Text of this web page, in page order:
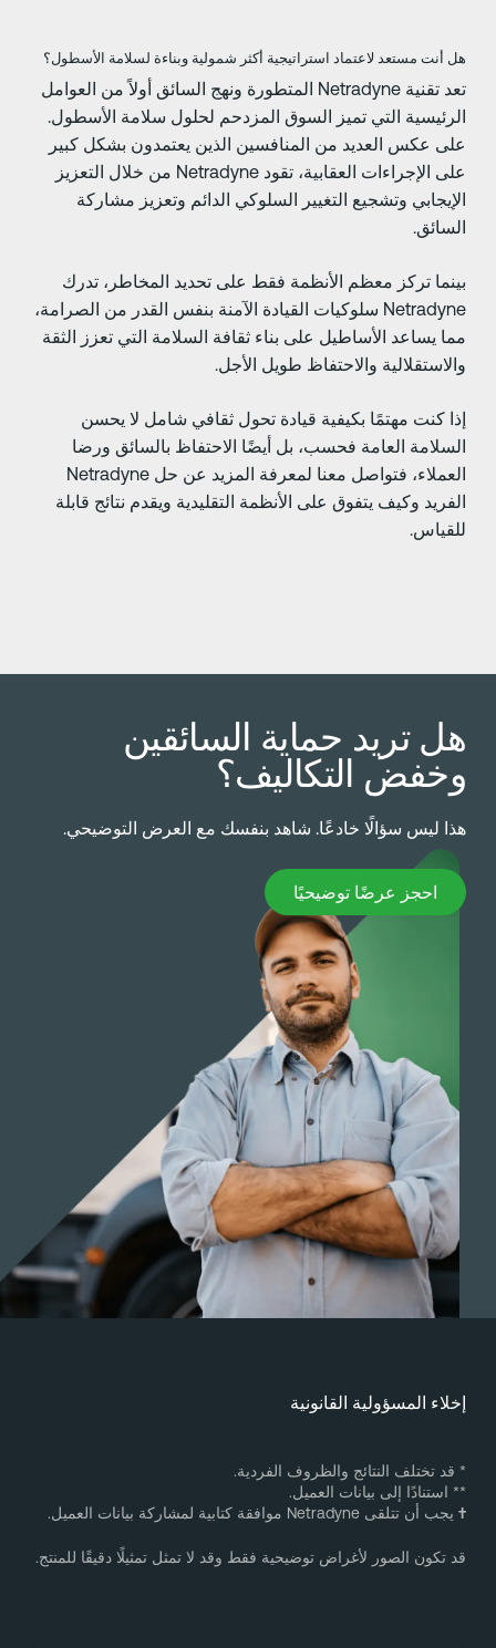
أنت مستعد لاعتماد استراتيجية أكثر شمولية وبناءة لسلامة الأسطول؟
تعد تقنية Netradyne المتطورة ونهج السائق أولاً من العوامل
التي تميز السوق المزدحم لحلول سلامة الأسطول.
عكس العديد من المنافسين الذين يعتمدون بشكل كبير
على الإجراءات العقابية، تقود Netradyne من خلال التعزيز
وتشجيع التغيير السلوكي الدائم وتعزيز مشاركة
تركز معظم الأنظمة فقط على تحديد المخاطر، تدرك
Netradyne سلوكيات القيادة الآمنة بنفس القدر من الصرامة،
يساعد الأساطيل على بناء ثقافة السلامة التي تعزز الثقة
والاحتفاظ طويل الأجل.
كنت مهتمًا بكيفية قيادة تحول ثقافي شامل لا يحسن
العامة فحسب، بل أيضًا الاحتفاظ بالسائق ورضا
العملاء، فتواصل معنا لمعرفة المزيد عن حل Netradyne
وكيف يتفوق على الأنظمة التقليدية ويقدم نتائج قابلة
تريد حماية السائقين
التكاليف؟
ليس سؤالًا خادعًا. شاهد بنفسك مع العرض التوضيحي.
احجز عرضًا توضيحيًا
عرضًا توضيحيًا
المسؤولية القانونية
قد تختلف النتائج والظروف الفردية.
استنادًا إلى بيانات العميل.
يجب أن تتلقى Netradyne موافقة كتابية لمشاركة بيانات العميل.
تكون الصور لأغراض توضيحية فقط وقد لا تمثل تمثيلًا دقيقًا للمنتج.